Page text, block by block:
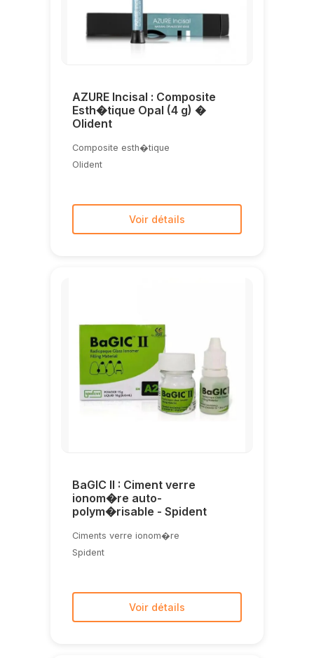
AZURE Incisal : Composite
Esth�tique Opal (4 g) �
Olident
Composite esth�tique
Olident
Voir détails
BaGIC II : Ciment verre
ionom�re auto-
polym�risable - Spident
Ciments verre ionom�re
Spident
Voir détails